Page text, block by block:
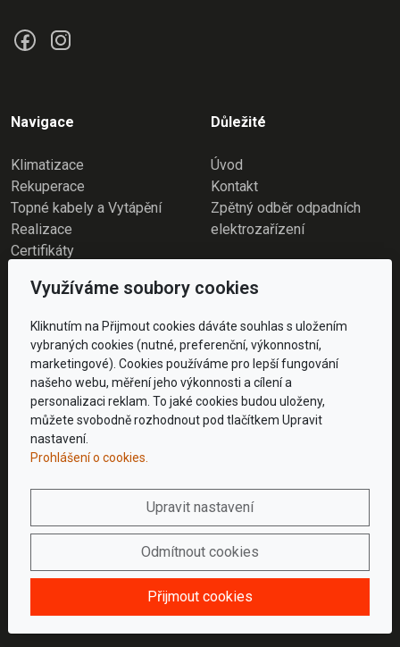
Navigace
Klimatizace
Rekuperace
Topné kabely a Vytápění
Realizace
Certifikáty
Důležité
Úvod
Kontakt
Zpětný odběr odpadních
elektrozařízení
Kontakty
+420 774 970 731
info@elektroolomouc.cz
Elektro OLOMOUC
Tomáš Mikolajczyk, IČ:
07237642
© 2025 Elektro OLOMOUC, Inc. All rights reserved.
Využíváme soubory cookies
Kliknutím na Přijmout cookies dáváte souhlas s uložením
vybraných cookies (nutné, preferenční, výkonnostní,
marketingové). Cookies používáme pro lepší fungování
našeho webu, měření jeho výkonnosti a cílení a
personalizaci reklam. To jaké cookies budou uloženy,
můžete svobodně rozhodnout pod tlačítkem Upravit
nastavení.
Prohlášení o cookies.
Upravit nastavení
Odmítnout cookies
Přijmout cookies